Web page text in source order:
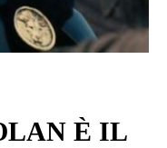
È IL